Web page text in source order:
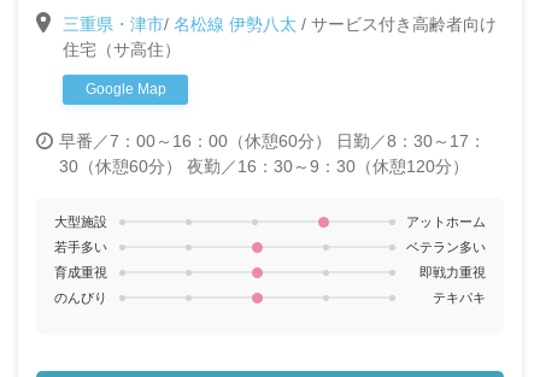
※研修期間中223,000円～
の終身介護体制でターミナルケアに取り組めます。大
きな「感動」と「やりがい」のつまった場所です!
三重県・津市/ 名松線 伊勢八太 / サービス付き高齢者向け
住宅（サ高住）
Google Map
早番／7：00～16：00（休憩60分）
日勤／8：30～17：
30（休憩60分）
夜勤／16：30～9：30（休憩120分）
大型施設
アットホーム
若手多い
ベテラン多い
育成重視
即戦力重視
のんびり
テキパキ